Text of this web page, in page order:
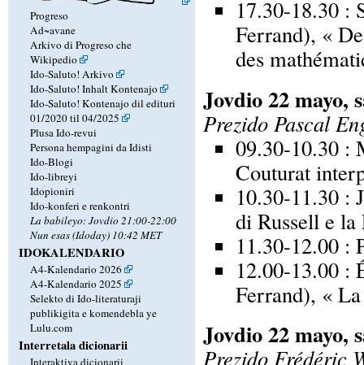
Progreso
Ad~avane
Arkivo di Progreso che
Wikipedio
Ido-Saluto! Arkivo
Ido-Saluto! Inhalt Kontenajo
Ido-Saluto! Kontenajo dil edituri
01/2020 til 04/2025
Plusa Ido-revui
Persona hempagini da Idisti
Ido-Blogi
Ido-libreyi
Idopioniri
Ido-konferi e renkontri
La babileyo: Jovdio 21:00-22:00
Nun esas (Idoday) 10:42 MET
IDOKALENDARIO
A4-Kalendario 2026
A4-Kalendario 2025
Selekto di Ido-literaturaji
publikigita e komendebla ye
Lulu.com
Interretala dicionarii
Interaktiva dicionarii
17.30-18.30 :
Ferrand), «
des
Jovdio 22 mayo,
Prezido Pascal
09.30-10.30 :
Couturat
10.30-11.30 :
di Russell e
11.30-12.00 :
12.00-13.00 :
Ferrand), «
Jovdio 22 mayo,
Prezido Frédéric